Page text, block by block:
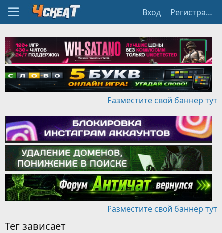
Вход Регистрация
Разместите свой баннер тут
Разместите свой баннер тут
Тег зависает